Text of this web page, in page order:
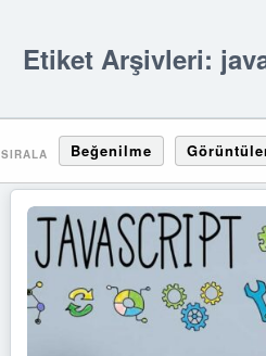
Etiket Arşivleri:
SIRALA Beğenilme